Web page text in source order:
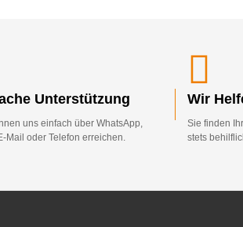
Unterstützung
uns einfach über WhatsApp,
Mail oder Telefon erreichen.
Wir
Sie finden
stets